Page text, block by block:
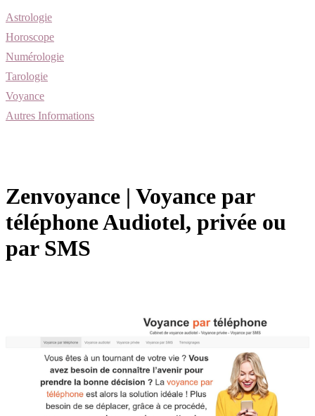
Astrologie
Horoscope
Numérologie
Tarologie
Voyance
Autres Informations
Zenvoyance | Voyance par
téléphone Audiotel, privée ou
par SMS